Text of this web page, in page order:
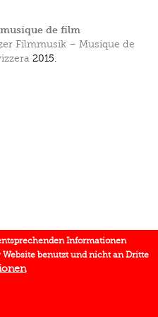
de film
Filmmusik – Musique de
2015.
Informationen
benutzt und nicht an Dritte